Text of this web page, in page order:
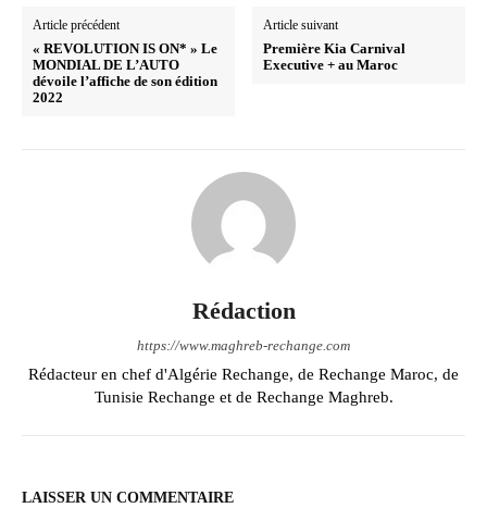
Article précédent
« REVOLUTION IS ON* » Le
MONDIAL DE L’AUTO
dévoile l’affiche de son édition
2022
Article suivant
Première Kia Carnival
Executive + au Maroc
Rédaction
https://www.maghreb-rechange.com
Rédacteur en chef d'Algérie Rechange, de Rechange Maroc, de
Tunisie Rechange et de Rechange Maghreb.
LAISSER UN COMMENTAIRE